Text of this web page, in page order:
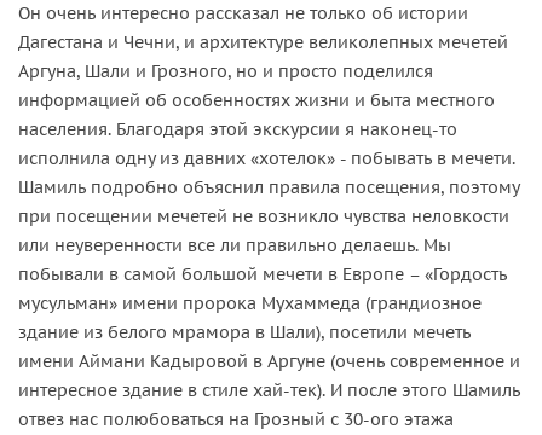
Он очень интересно рассказал не только об истории
Дагестана и Чечни, и архитектуре великолепных мечетей
Аргуна, Шали и Грозного, но и просто поделился
информацией об особенностях жизни и быта местного
населения. Благодаря этой экскурсии я наконец-то
исполнила одну из давних «хотелок» - побывать в мечети.
Шамиль подробно объяснил правила посещения, поэтому
при посещении мечетей не возникло чувства неловкости
или неуверенности все ли правильно делаешь. Мы
побывали в самой большой мечети в Европе – «Гордость
мусульман» имени пророка Мухаммеда (грандиозное
здание из белого мрамора в Шали), посетили мечеть
имени Аймани Кадыровой в Аргуне (очень современное и
интересное здание в стиле хай-тек). И после этого Шамиль
отвез нас полюбоваться на Грозный с 30-ого этажа